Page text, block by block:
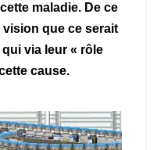
maladie. De ce
vision que ce serait
via leur « rôle
cause.